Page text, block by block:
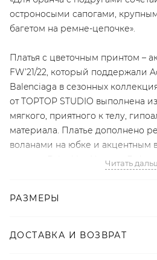
остроносыми сапогами,
багетом на ремне-цепочке».
Платья с цветочным принтом –
FW’21/22, который поддержали
Balenciaga в сезонных
от TOPTOP STUDIO выполнена
мягкого, приятного к телу,
материала. Платье дополнено
воланами на юбке и акцентным
показов Dries Van Noten и Erdem.
Детали
Читать
РАЗМЕРЫ
ДОСТАВКА И ВОЗВРАТ